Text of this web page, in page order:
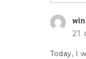
os
21
Today, I